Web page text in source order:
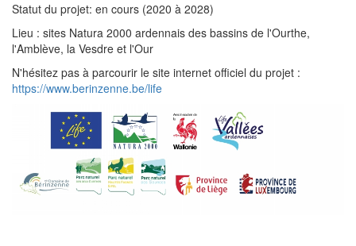
Statut du projet: en cours (2020 à 2028)
Lieu : sites Natura 2000 ardennais des bassins de l'Ourthe,
l'Amblève, la Vesdre et l'Our
N'hésitez pas à parcourir le site internet officiel du projet :
https://www.berinzenne.be/life